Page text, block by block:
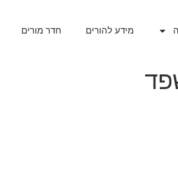
מידע להורים חדר מורים